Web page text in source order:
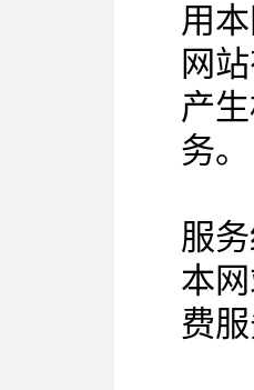
用
网
产
务。
服
本
费